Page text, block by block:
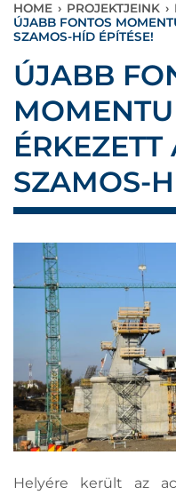
HOME › PROJEKTJEINK ›
ÚJABB FONTOS
SZAMOS-HÍD ÉPÍTÉSE!
ÚJABB
ÉRKEZETT
SZAMOS-
Helyére került az